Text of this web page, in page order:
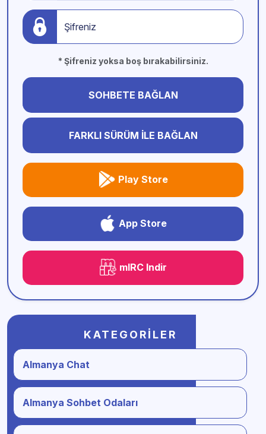
Şifreniz
* Şifreniz yoksa boş bırakabilirsiniz.
SOHBETE BAĞLAN
FARKLI SÜRÜM İLE BAĞLAN
Play Store
App Store
mIRC Indir
KATEGORILER
Almanya Chat
Almanya Sohbet Odaları